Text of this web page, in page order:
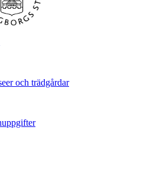
och trädgårdar